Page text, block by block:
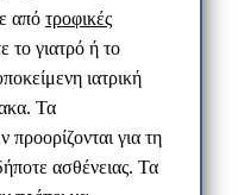
από τροφικές
το γιατρό ή το
ιατρική
Τα
για τη
ασθένειας. Τα